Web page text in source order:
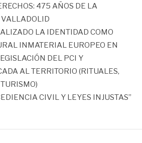
475 AÑOS DE LA
VALLADOLID
LA IDENTIDAD COMO
INMATERIAL EUROPEO EN
DEL PCI Y
AL TERRITORIO (RITUALES,
CIVIL Y LEYES INJUSTAS”